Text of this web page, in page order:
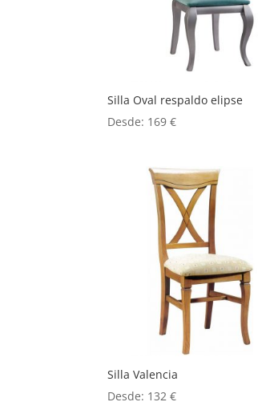
Silla Oval respaldo elipse
Desde: 169€
Silla Valencia
Desde: 132€